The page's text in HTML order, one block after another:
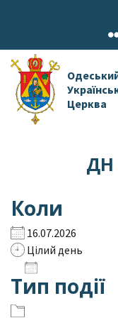
Церква
ДН
Коли
16.07.2026
Цілий день
Завантаження
Тип події